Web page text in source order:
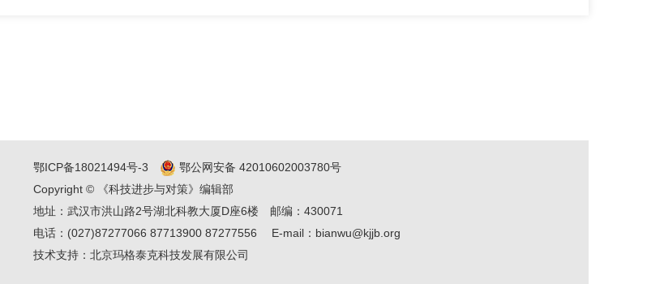
鄂ICP备18021494号-3
鄂公网安备 42010602003780号
Copyright © 《科技进步与对策》编辑部
地址：武汉市洪山路2号湖北科教大厦D座6楼 邮编：430071
电话：(027)87277066 87713900 87277556
E-mail：bianwu@kjjb.org
技术支持： 北京玛格泰克科技发展有限公司